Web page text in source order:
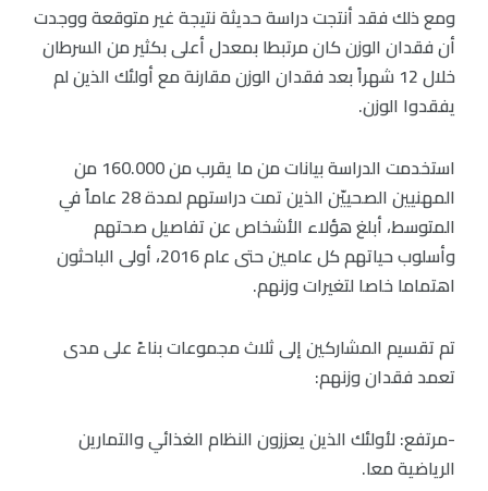
ومع ذلك فقد أنتجت دراسة حديثة نتيجة غير متوقعة ووجدت
أن فقدان الوزن كان مرتبطا بمعدل أعلى بكثير من السرطان
خلال 12 شهراً بعد فقدان الوزن مقارنة مع أولئك الذين لم
يفقدوا الوزن.
استخدمت الدراسة بيانات من ما يقرب من 160.000 من
المهنيين الصحييّن الذين تمت دراستهم لمدة 28 عاماً في
المتوسط، أبلغ هؤلاء الأشخاص عن تفاصيل صحتهم
وأسلوب حياتهم كل عامين حتى عام 2016، أولى الباحثون
اهتماما خاصا لتغيرات وزنهم.
تم تقسيم المشاركين إلى ثلاث مجموعات بناءً على مدى
تعمد فقدان وزنهم:
-مرتفع: لأولئك الذين يعززون النظام الغذائي والتمارين
الرياضية معا.